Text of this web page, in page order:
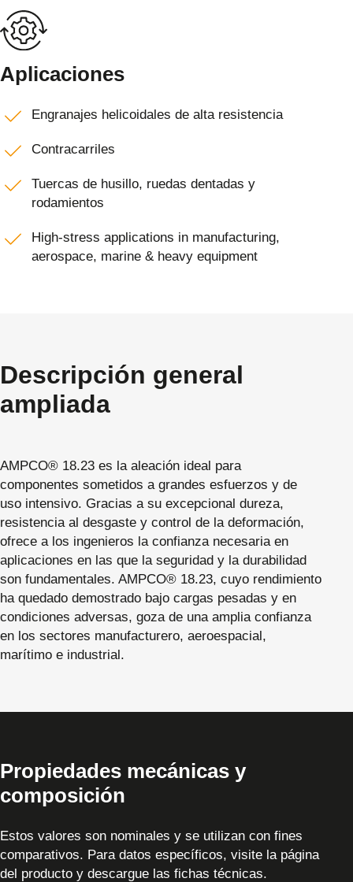
Aplicaciones
Engranajes helicoidales de alta resistencia
Contracarriles
Tuercas de husillo, ruedas dentadas y
rodamientos
High-stress applications in manufacturing,
aerospace, marine & heavy equipment
Descripción general
ampliada
AMPCO® 18.23 es la aleación ideal para
componentes sometidos a grandes esfuerzos y de
uso intensivo. Gracias a su excepcional dureza,
resistencia al desgaste y control de la deformación,
ofrece a los ingenieros la confianza necesaria en
aplicaciones en las que la seguridad y la durabilidad
son fundamentales. AMPCO® 18.23, cuyo rendimiento
ha quedado demostrado bajo cargas pesadas y en
condiciones adversas, goza de una amplia confianza
en los sectores manufacturero, aeroespacial,
marítimo e industrial.
Propiedades mecánicas y
composición
Estos valores son nominales y se utilizan con fines
comparativos. Para datos específicos, visite la página
del producto y descargue las fichas técnicas.